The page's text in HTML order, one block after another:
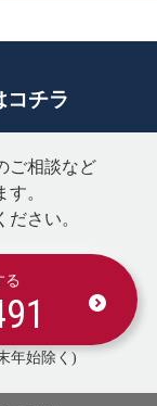
コチラ
ご相談など
。
さい。
る
年始除く)